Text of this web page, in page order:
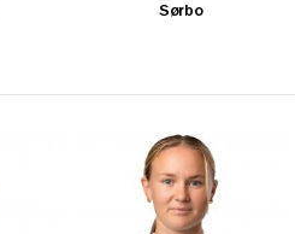
Sørbo